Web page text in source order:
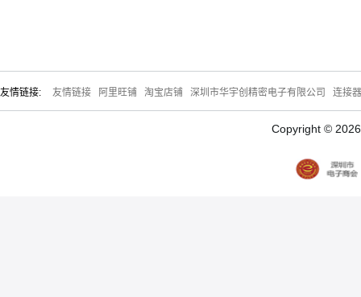
友情链接: 友情链接 阿里旺铺 淘宝店铺 深圳市华宇创精密电子有限公司 连接
Copyright ©